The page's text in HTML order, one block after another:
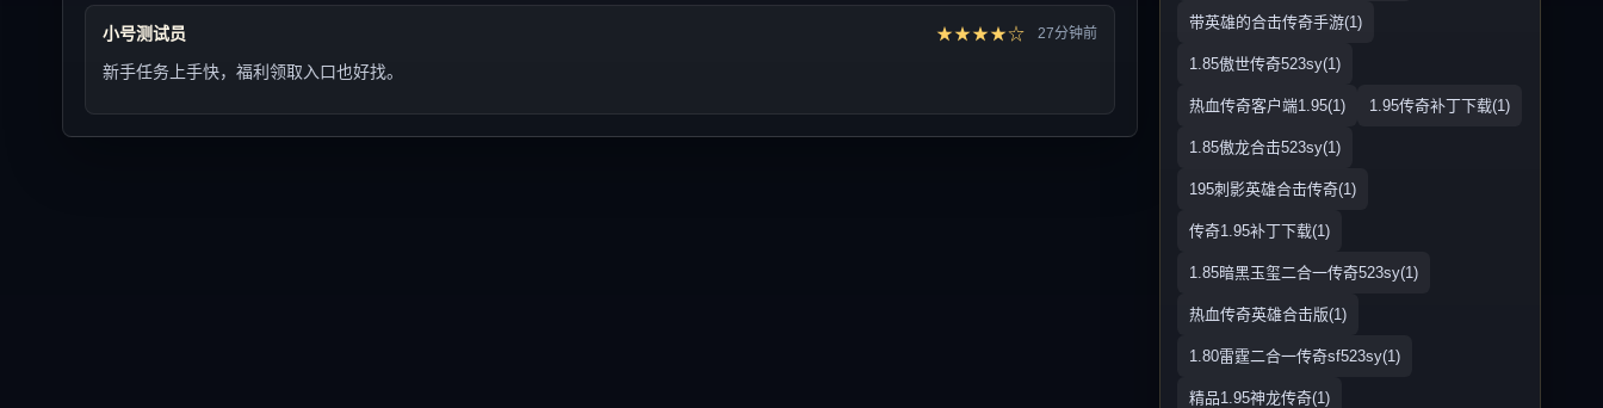
小号测试员 ★★★★☆ 27分钟前
新手任务上手快，福利领取入口也好找。
带英雄的合击传奇手游(1)
1.85傲世传奇523sy(1)
热血传奇客户端1.95(1) 1.95传奇补丁下载(1)
1.85傲龙合击523sy(1)
195刺影英雄合击传奇(1)
传奇1.95补丁下载(1)
1.85暗黑玉玺二合一传奇523sy(1)
热血传奇英雄合击版(1)
1.80雷霆二合一传奇sf523sy(1)
精品1.95神龙传奇(1)